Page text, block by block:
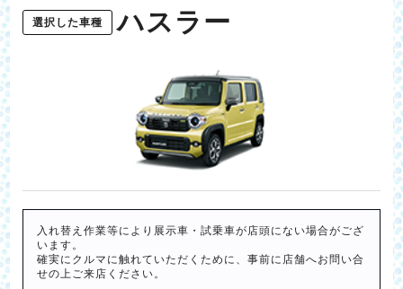
選択した車種 ハスラー
入れ替え作業等により展示車・試乗車が店頭にない場合がござ
います。
確実にクルマに触れていただくために、事前に店舗へお問い合
せの上ご来店ください。